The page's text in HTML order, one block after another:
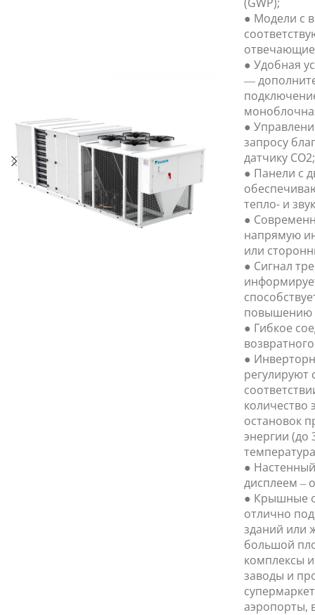
● Модели с
отвечающие
● Удобная
—
●
запросу
датчику CO2;
● Панели с
тепло- и
●
напрямую
или
● Сигнал
повышению
● Гибкое
●
регулируют
количество
остановок
энергии (до
●
дисплеем –
● Крышные
отлично
зданий или
большой
комплексы
заводы и
аэропорты,